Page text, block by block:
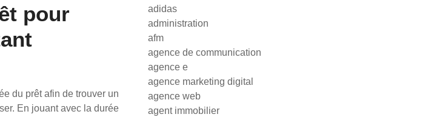
pour
du prêt afin de trouver un
En jouant avec la durée
adidas
administration
afm
agence de communication
agence e
agence marketing digital
agence web
agent immobilier